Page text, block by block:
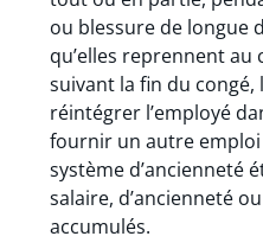
ou blessure de longue
qu’elles reprennent au
suivant la fin du congé,
réintégrer l’employé
fournir un autre
système d’ancienneté
salaire, d’ancienneté
accumulés.